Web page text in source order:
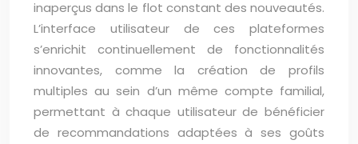
inaperçus dans le flot constant des nouveautés.
L’interface utilisateur de ces plateformes
s’enrichit continuellement de fonctionnalités
innovantes, comme la création de profils
multiples au sein d’un même compte familial,
permettant à chaque utilisateur de bénéficier
de recommandations adaptées à ses goûts